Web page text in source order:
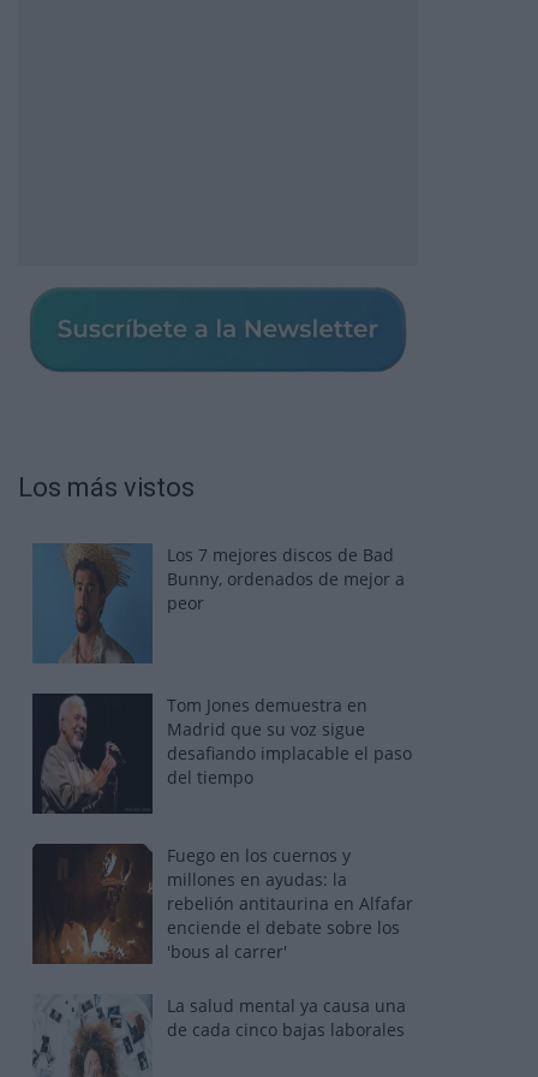
Los más vistos
Los 7 mejores discos de Bad
Bunny, ordenados de mejor a
peor
Tom Jones demuestra en
Madrid que su voz sigue
desafiando implacable el paso
del tiempo
Fuego en los cuernos y
millones en ayudas: la
rebelión antitaurina en Alfafar
enciende el debate sobre los
'bous al carrer'
La salud mental ya causa una
de cada cinco bajas laborales